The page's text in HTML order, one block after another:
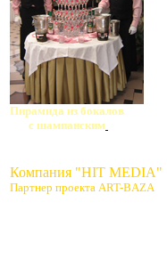
Пирамида из бокалов
с шампанским
Компания "HIT MEDIA"
Партнер проекта ART-BAZA